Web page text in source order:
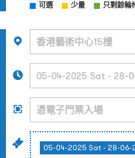
可選 少量 只剩餘輪
05-04-2025 Sat - 28-06-